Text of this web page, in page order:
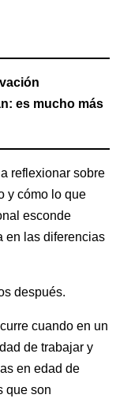
es mucho más
reflexionar sobre
y cómo lo que
esconde
en las diferencias
después.
cuando en un
de trabajar y
en edad de
que son